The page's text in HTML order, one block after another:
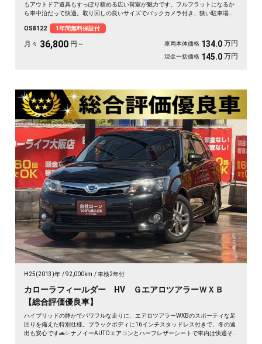
もアウトドア道具もすっぽり積める広い荷室が魅力です。フルフラットになるか
ら車中泊だって快適。取り回しの良いサイズでバックカメラ付き、狭い駐車場も
コーダー付きで万が一の時も映像で安心。走りに彩りを添える一台です《1年保
証付》🚗✨💚💺😎
OS8122 1年間無料保証付
月々 36,800 円～ 車両本体価格 134.0 万円
現金一括価格 145.0 万円
H25(2013)年 92,000km 車検2年付
カローラフィールダー HV ＧエアロツアラーＷＸＢ
【総合評価優良車】
ハイブリッドの静かでパワフルな走りに、エアロツアラーWXBのスポーティな足
回りを備えた特別仕様。ブラックボディに16インチスタッドレス付きで、冬の遠
出も安心です🚗✨ ナノイーAUTOエアコンとハーフレザーシートで車内は快適そ